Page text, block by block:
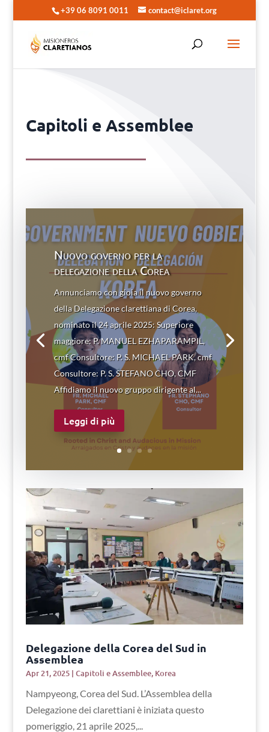
+39 06 8091 0011 contact@iclaret.org
Capitoli e Assemblee
Nuovo governo per la
delegazione della Corea
Annunciamo con gioia il nuovo governo
della Delegazione clarettiana di Corea,
nominato il 24 aprile 2025: Superiore
maggiore: P. MANUEL EZHAPARAMPIL,
cmf Consultore: P. S. MICHAEL PARK, cmf
Consultore: P. S. STEFANO CHO, CMF
Affidiamo il nuovo gruppo dirigente al...
Leggi di più
Delegazione della Corea del Sud in
Assemblea
Apr 21, 2025| Capitoli e Assemblee, Korea
Nampyeong, Corea del Sud. L’Assemblea della
Delegazione dei clarettiani è iniziata questo
pomeriggio, 21 aprile 2025,...